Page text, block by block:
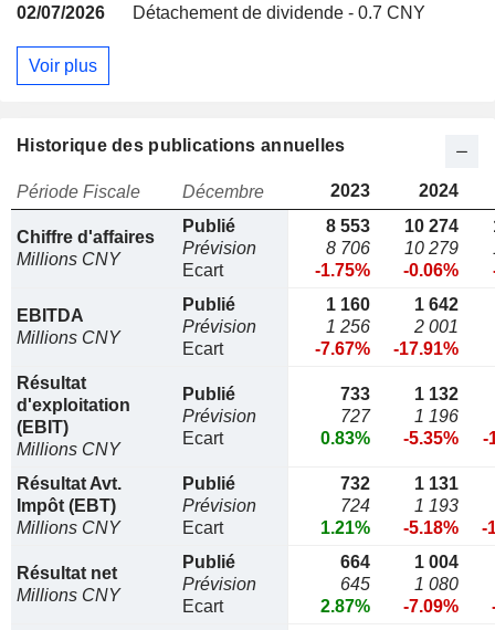
02/07/2026 Détachement de dividende - 0.7 CNY
Voir plus
Historique des publications annuelles
Période Fiscale Décembre 2023 2024
Chiffre d'affaires
Millions CNY
Publié
Prévision
Ecart
8 553
8 706
-1.75%
10 274
10 279
-0.06%
EBITDA
Millions CNY
Publié
Prévision
Ecart
1 160
1 256
-7.67%
1 642
2 001
-17.91%
Résultat
d'exploitation
(EBIT)
Millions CNY
Publié
Prévision
Ecart
733
727
0.83%
1 132
1 196
-5.35%
-
Résultat Avt.
Impôt (EBT)
Millions CNY
Publié
Prévision
Ecart
732
724
1.21%
1 131
1 193
-5.18%
-
Résultat net
Millions CNY
Publié
Prévision
Ecart
664
645
2.87%
1 004
1 080
-7.09%